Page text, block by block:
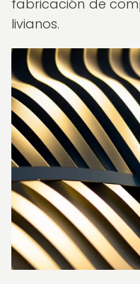
fabricación de
livianos.